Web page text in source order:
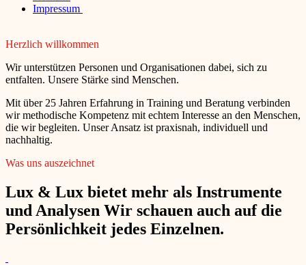
Impressum
Herzlich willkommen
Wir unterstützen Personen und Organisationen dabei, sich zu
entfalten. Unsere Stärke sind Menschen.
Mit über 25 Jahren Erfahrung in Training und Beratung verbinden
wir methodische Kompetenz mit echtem Interesse an den Menschen,
die wir begleiten. Unser Ansatz ist praxisnah, individuell und
nachhaltig.
Was uns auszeichnet
Lux & Lux bietet mehr als Instrumente
und Analysen Wir schauen auch auf die
Persönlichkeit jedes Einzelnen.